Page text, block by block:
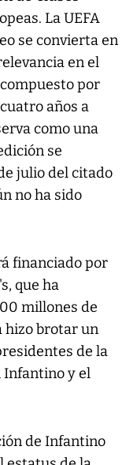
La UEFA
se convierta en
en el
por
años a
como una
se
julio del citado
no ha sido
financiado por
que ha
millones de
hizo brotar un
de la
Infantino y el
de Infantino